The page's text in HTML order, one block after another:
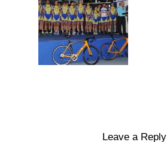
Leave a Reply